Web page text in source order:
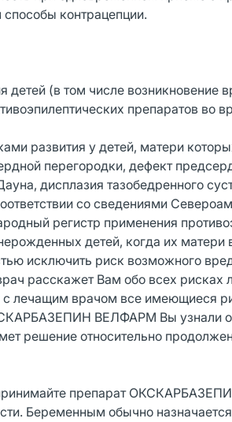
контрацепции.
детей (в том числе
препаратов во
развития у детей, матери
перегородки, дефект
дисплазия тазобедренного
со сведениями
регистр применения
детей, когда их
исключить риск возможного
расскажет Вам обо всех
с лечащим врачом все имеющиеся
ВЕЛФАРМ Вы узнали о
решение относительно
препарат
Беременным обычно